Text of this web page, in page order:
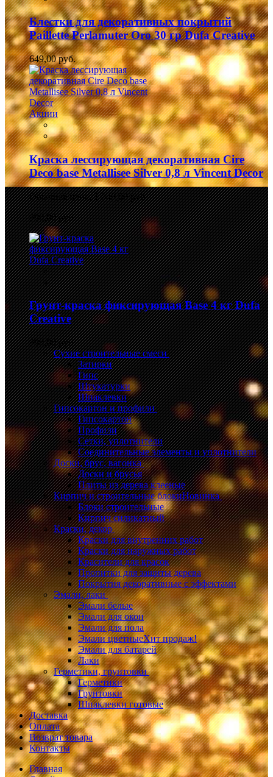
Блестки для декоративных покрытий
Paillette Perlamuter Oro 30 гр Dufa Creative
649,00 руб.
Акции
Краска лессирующая декоративная Cire
Deco base Metallisee Silver 0,8 л Vincent Decor
Обычная цена: 1 049,00 руб.
990,00 руб.
Грунт-краска фиксирующая Base 4 кг Dufa
Creative
999,00 руб.
Сухие строительные смеси
Затирки
Гипс
Штукатурки
Шпаклевки
Гипсокартон и профили
Гипсокартон
Профили
Сетки, уплотнители
Соединительные элементы и уплотнители
Доски, брус, вагонка
Доски и брусья
Плиты из дерева клееные
Кирпич и строительные блокиНовинка
Блоки строительные
Кирпич силикатный
Краски, декор
Краски для внутренних работ
Краски для наружных работ
Красители для красок
Пропитки для защиты дерева
Покрытия декоративные с эффектами
Эмали, лаки
Эмали белые
Эмали для окон
Эмали для пола
Эмали цветныеХит продаж!
Эмали для батарей
Лаки
Герметики, грунтовки
Герметики
Грунтовки
Шпаклевки готовые
Доставка
Оплата
Возврат товара
Контакты
Главная